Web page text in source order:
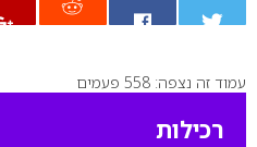
0
עמוד זה נצפה: 558 פעמים
רכילות